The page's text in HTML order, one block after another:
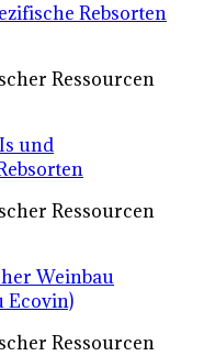
Rebsorten
Ressourcen
und
Ressourcen
Weinbau
Ecovin)
Ressourcen